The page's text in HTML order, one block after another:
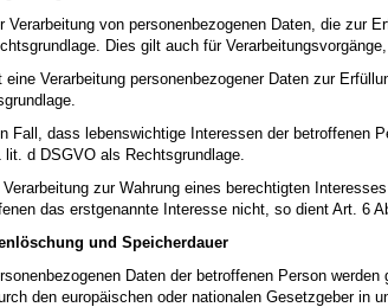
Verarbeitung von personenbezogenen Daten, die zur
Dies gilt auch für
eine Verarbeitung personenbezogener Daten zur
Fall, dass lebenswichtige Interessen der betroffenen
lit. d DSGVO als Rechtsgrundlage.
Verarbeitung zur Wahrung eines berechtigten
das erstgenannte Interesse nicht, so dient Art. 6
und Speicherdauer
Daten der betroffenen Person
den europäischen oder nationalen Gesetzgeber in